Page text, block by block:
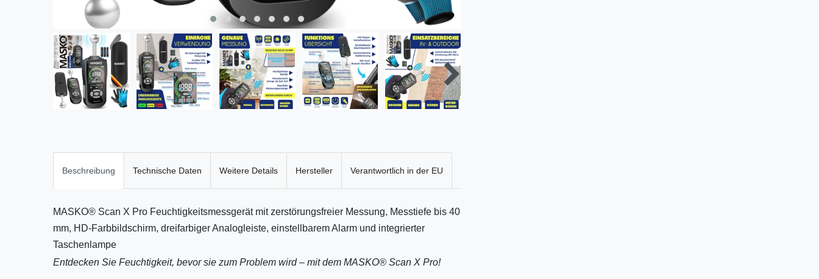
Beschreibung Technische Daten Weitere Details Hersteller Verantwortlich in der EU
MASKO® Scan X Pro Feuchtigkeitsmessgerät mit zerstörungsfreier Messung, Messtiefe bis 40
mm, HD-Farbbildschirm, dreifarbiger Analogleiste, einstellbarem Alarm und integrierter
Taschenlampe
Entdecken Sie Feuchtigkeit, bevor sie zum Problem wird – mit dem MASKO® Scan X Pro!